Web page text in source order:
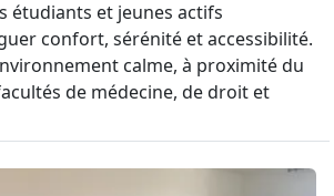
étudiants et jeunes actifs
confort, sérénité et accessibilité.
calme, à proximité du
de médecine, de droit et